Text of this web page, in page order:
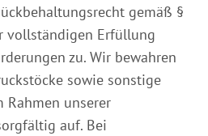
gemäß §
vollständigen Erfüllung
zu. Wir bewahren
sowie sonstige
Rahmen unserer
auf. Bei